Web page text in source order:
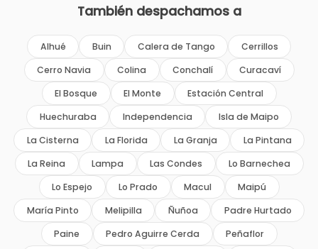
También despachamos a
Alhué Buin Calera de Tango
Cerrillos
Cerro Navia
Colina Conchalí
Curacaví
El Bosque
El Monte
Estación Central
Huechuraba
Independencia
Isla de Maipo
La Cisterna
La Florida La Granja
La Pintana
La Reina
Lampa Las Condes
Lo Barnechea
Lo Espejo
Lo Prado Macul
Maipú
María Pinto
Melipilla Ñuñoa
Padre Hurtado
Paine
Pedro Aguirre Cerda Peñaflor